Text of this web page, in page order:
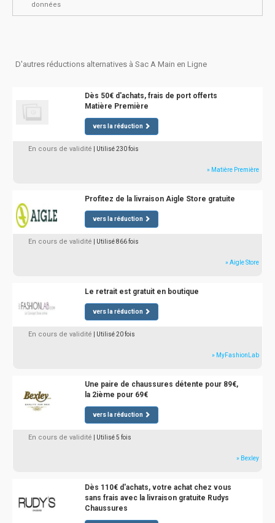
données
D'autres réductions alternatives à Sac A Main en Ligne
Dès 50€ d'achats, frais de port offerts
Matière Première
vers la réduction
En cours de validité | Utilisé 230 fois
» Matière Première
Profitez de la livraison Aigle Store gratuite
vers la réduction
En cours de validité | Utilisé 866 fois
» Aigle Store
Le retrait est gratuit en boutique
vers la réduction
En cours de validité | Utilisé 20 fois
» MyFashionLab
Une paire de chaussures détente pour 89€,
la 2ième pour 69€
vers la réduction
En cours de validité | Utilisé 5 fois
» Bexley
Dès 110€ d'achats, votre achat chez vous
sans frais avec la livraison gratuite Rudys
Chaussures